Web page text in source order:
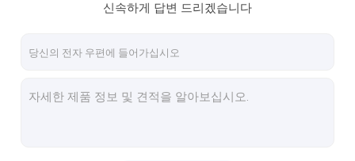
인쇄 상자 제작 기계
모바일 박스 제작 기계
신속하게 답변 드리겠습니다